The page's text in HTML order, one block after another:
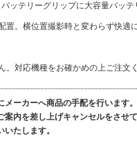
ッテリーグリップに大容量バッテ
。横位置撮影時と変わらず快適
対応機種をお確かめの上ご注文く
ーカーへ商品の手配を行います。
内を差し上げキャンセルをさせ
たします。